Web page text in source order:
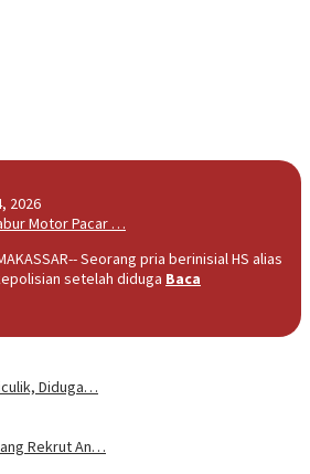
2026
Motor Pacar …
Seorang pria berinisial HS alias
setelah diduga Baca
Diduga…
Rekrut An…